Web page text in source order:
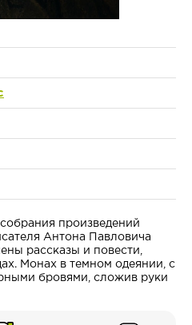
произведений
Антона Павловича
рассказы и повести,
Монах в темном одеянии, с
бровями, сложив руки